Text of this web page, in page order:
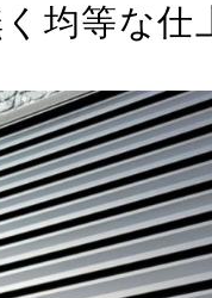
均等な仕